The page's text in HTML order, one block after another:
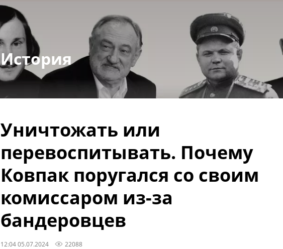
История
Уничтожать или
перевоспитывать. Почему
Ковпак поругался со своим
комиссаром из-за
бандеровцев
12:04 05.07.2024 22088